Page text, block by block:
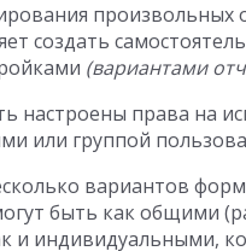
создать
(вариантами
настроены права на
или группой
вариантов
быть как общими
и индивидуальными,